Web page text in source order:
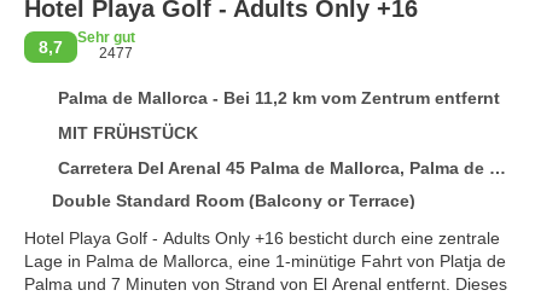
Hotel Playa Golf - Adults Only +16
8,7
Sehr gut
2477
Palma de Mallorca - Bei 11,2 km vom Zentrum entfernt
MIT FRÜHSTÜCK
Carretera Del Arenal 45 Palma de Mallorca, Palma de Mallorca 7600
Double Standard Room (Balcony or Terrace)
Hotel Playa Golf - Adults Only +16 besticht durch eine zentrale
Lage in Palma de Mallorca, eine 1-minütige Fahrt von Platja de
Palma und 7 Minuten von Strand von El Arenal entfernt. Dieses